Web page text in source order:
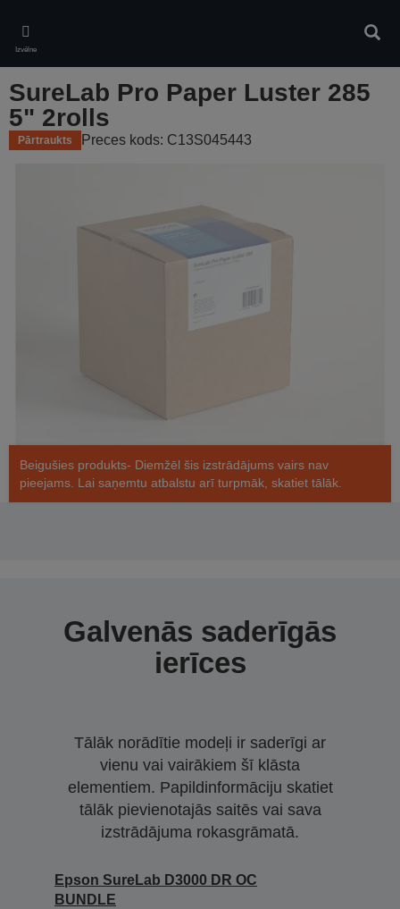
main
content
Izvēlne
SureLab Pro Paper Luster 285
5" 2rolls
Pārtraukts Preces kods: C13S045443
Beigušies produkts- Diemžēl šis izstrādājums vairs nav
pieejams. Lai saņemtu atbalstu arī turpmāk, skatiet tālāk.
Galvenās saderīgās
ierīces
Tālāk norādītie modeļi ir saderīgi ar
vienu vai vairākiem šī klāsta
elementiem. Papildinformāciju skatiet
tālāk pievienotajās saitēs vai sava
izstrādājuma rokasgrāmatā.
Epson SureLab D3000 DR OC
BUNDLE